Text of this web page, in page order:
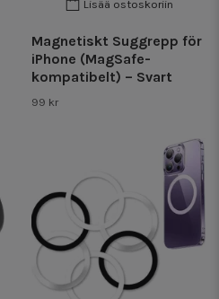
Lisää ostoskoriin
Magnetiskt Suggrepp för
iPhone (MagSafe-
kompatibelt) – Svart
99 kr